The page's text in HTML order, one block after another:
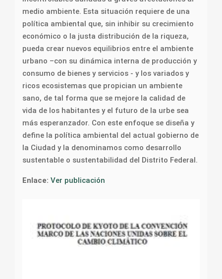
medio ambiente. Esta situación requiere de una
política ambiental que, sin inhibir su crecimiento
económico o la justa distribución de la riqueza,
pueda crear nuevos equilibrios entre el ambiente
urbano –con su dinámica interna de producción y
consumo de bienes y servicios - y los variados y
ricos ecosistemas que propician un ambiente
sano, de tal forma que se mejore la calidad de
vida de los habitantes y el futuro de la urbe sea
más esperanzador. Con este enfoque se diseña y
define la política ambiental del actual gobierno de
la Ciudad y la denominamos como desarrollo
sustentable o sustentabilidad del Distrito Federal.
Enlace: Ver publicación